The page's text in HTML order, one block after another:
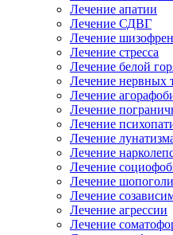
Лечение апатии
Лечение СДВГ
Лечение
Лечение стресса
Лечение белой
Лечение нервных
Лечение
Лечение
Лечение
Лечение
Лечение
Лечение
Лечение
Лечение
Лечение агрессии
Лечение